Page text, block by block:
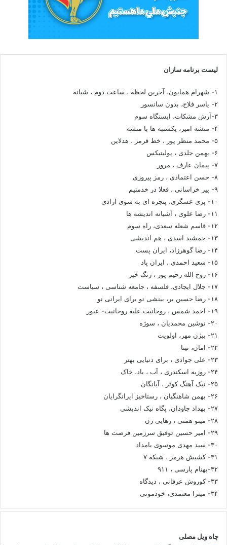
لیست برنامه سازان
۱- شهرام همایون، آخرین لحظه ، ساعت دوم ، شبانه
۲- یاسر فلاح، بدون سانسور
۳-آرش مشکات، ایستگاه سوم
۴- منشه امیر، یکشنبه ها با منشه
۵- محمد منظر پور ، خط قرمز ، هدلاین
۶- بهمن جلدی ، پولیتیکس
۷- پیمان عارف ، مرور
۸- حسن اعتمادی ، رمز پیروزی
۹- پیر خراسانی ، فعلا در خدمتیم
۱۰- پری عسگری، پنجره ای به سوی آزادی
۱۱- رضا علوی ، آشیانه اندیشه ها
۱۲- قاسم شعله سعدی، راه سوم
۱۳- جمشید اسدی ، هم اندیشی
۱۴- رضا گوهرزاد، ایران پست
۱۵- سعید احمدی ، ایران پاد
۱۶- روح الله رحیم پور ، زنگ خبر
۱۷- جلال ایجادی، فلسفه ، جامعه شناسی ، سیاست
۱۸- رضا حسین بر، بینشی نو برای ایرانی نو
۱۹- احمد شمس ، روحانیت علیه روحانیت- عبور
۲۰- نوشین محمدیان ، سوژه
۲۱- بیژن مهر، اولویت
۲۲- امان، نینا
۲۳- علی جوادی ، برای دنیایی بهتر
۲۴- روزبه اسکندری ، آب ، باد، خاک
۲۵- نیک آهنگ کوثر ، آبانگان
۲۶- بهمن شاهنگیان ، رستاخیز ایرانگرایان
۲۷- بهداد جاودان، پگاه نیک اندیشی
۲۸- مینو همتی ، رهایی زن
۲۹- امیر حسین توفیق سرزمین فرصت ها
۳۰- سید مهدی موسوی بامداد
۳۱- کشیش هرمز ، شبکه ۷
۳۲-بهنام پارسی ، ۹۱۱
۳۳- کوروش عرفانی ، دیدگاه
۳۴- میترا معتمدی، خودمونی
چاه ویل مصلی